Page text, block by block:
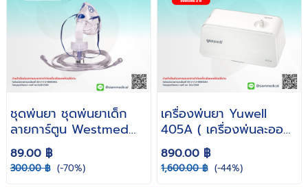
ชุดพ่นยา ชุดพ่นยาเด็ก
ลายการ์ตูน Westmed
W0312 หน้ากากพ่นยา
89.00 ฿
300.00 ฿ (-70%)
เครื่องพ่นยา Yuwell
405A ( เครื่องพ่นละออง
ยา เครื่องพ่นยาพกพา Air
Compressing
Nebulizer )
890.00 ฿
1,600.00 ฿ (-44%)